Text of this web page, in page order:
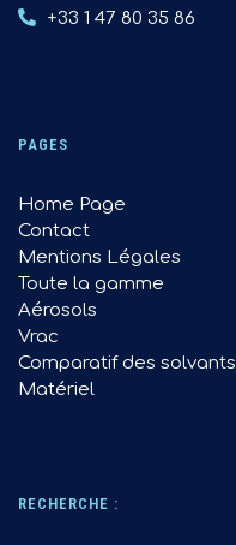
+33 1 47 80 35 86
PAGES
Home Page
Contact
Mentions Légales
Toute la gamme
Aérosols
Vrac
Comparatif des solvants
Matériel
RECHERCHE :